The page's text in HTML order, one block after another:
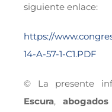
siguiente enlace:
https://
14-A-57-1-C1.PDF
© La presente
Escura, abogados